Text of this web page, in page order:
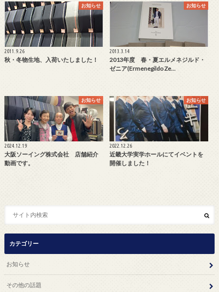
お知らせ
2011.9.26
秋・冬物生地、入荷いたしました！
お知らせ
2013.3.14
2013年度 春・夏エルメネジルド・
ゼニア(Ermenegildo Ze…
お知らせ
2024.12.19
大阪ソーイング株式会社 店舗紹介
動画です。
お知らせ
2022.12.26
近畿大学実学ホールにてイベントを
開催しました！
カテゴリー
お知らせ
その他の話題